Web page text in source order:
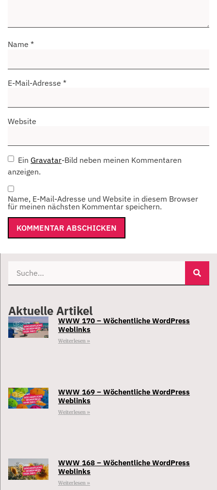
Name *
E-Mail-Adresse *
Website
Ein Gravatar-Bild neben meinen Kommentaren
anzeigen.
Name, E-Mail-Adresse und Website in diesem Browser
für meinen nächsten Kommentar speichern.
Aktuelle Artikel
WWW 170 – Wöchentliche WordPress
Weblinks
Weiterlesen »
WWW 169 – Wöchentliche WordPress
Weblinks
Weiterlesen »
WWW 168 – Wöchentliche WordPress
Weblinks
Weiterlesen »